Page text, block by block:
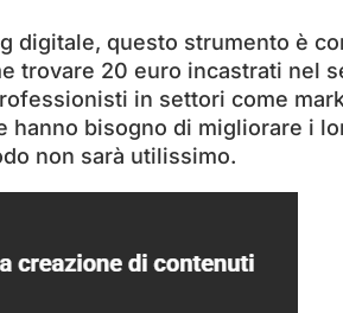
digitale, questo strumento è
trovare 20 euro incastrati nel
in settori come
hanno bisogno di migliorare i
non sarà utilissimo.